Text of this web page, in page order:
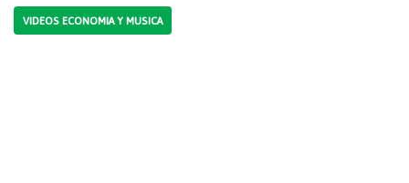
VIDEOS ECONOMIA Y MUSICA